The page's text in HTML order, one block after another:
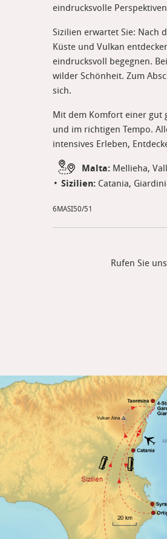
eindrucksvolle
Sizilien erwartet Sie: Nach
Küste und Vulkan
eindrucksvoll begegnen.
wilder Schönheit. Zum
sich.
Mit dem Komfort einer gut
und im richtigen Tempo.
intensives Erleben,
Malta: Mellieha,
Sizilien: Catania,
6MASI50/51
Rufen Sie